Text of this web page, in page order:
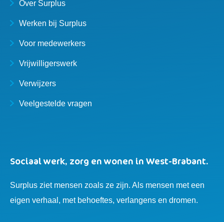
Over Surplus
Werken bij Surplus
Voor medewerkers
Vrijwilligerswerk
Verwijzers
Veelgestelde vragen
Sociaal werk, zorg en wonen in West-Brabant.
Surplus ziet mensen zoals ze zijn. Als mensen met een
eigen verhaal, met behoeftes, verlangens en dromen.